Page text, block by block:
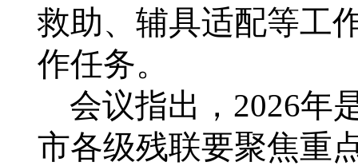
救助、辅具适配等工
作任务。
会议指出， 2026年
市各级残联要聚焦重